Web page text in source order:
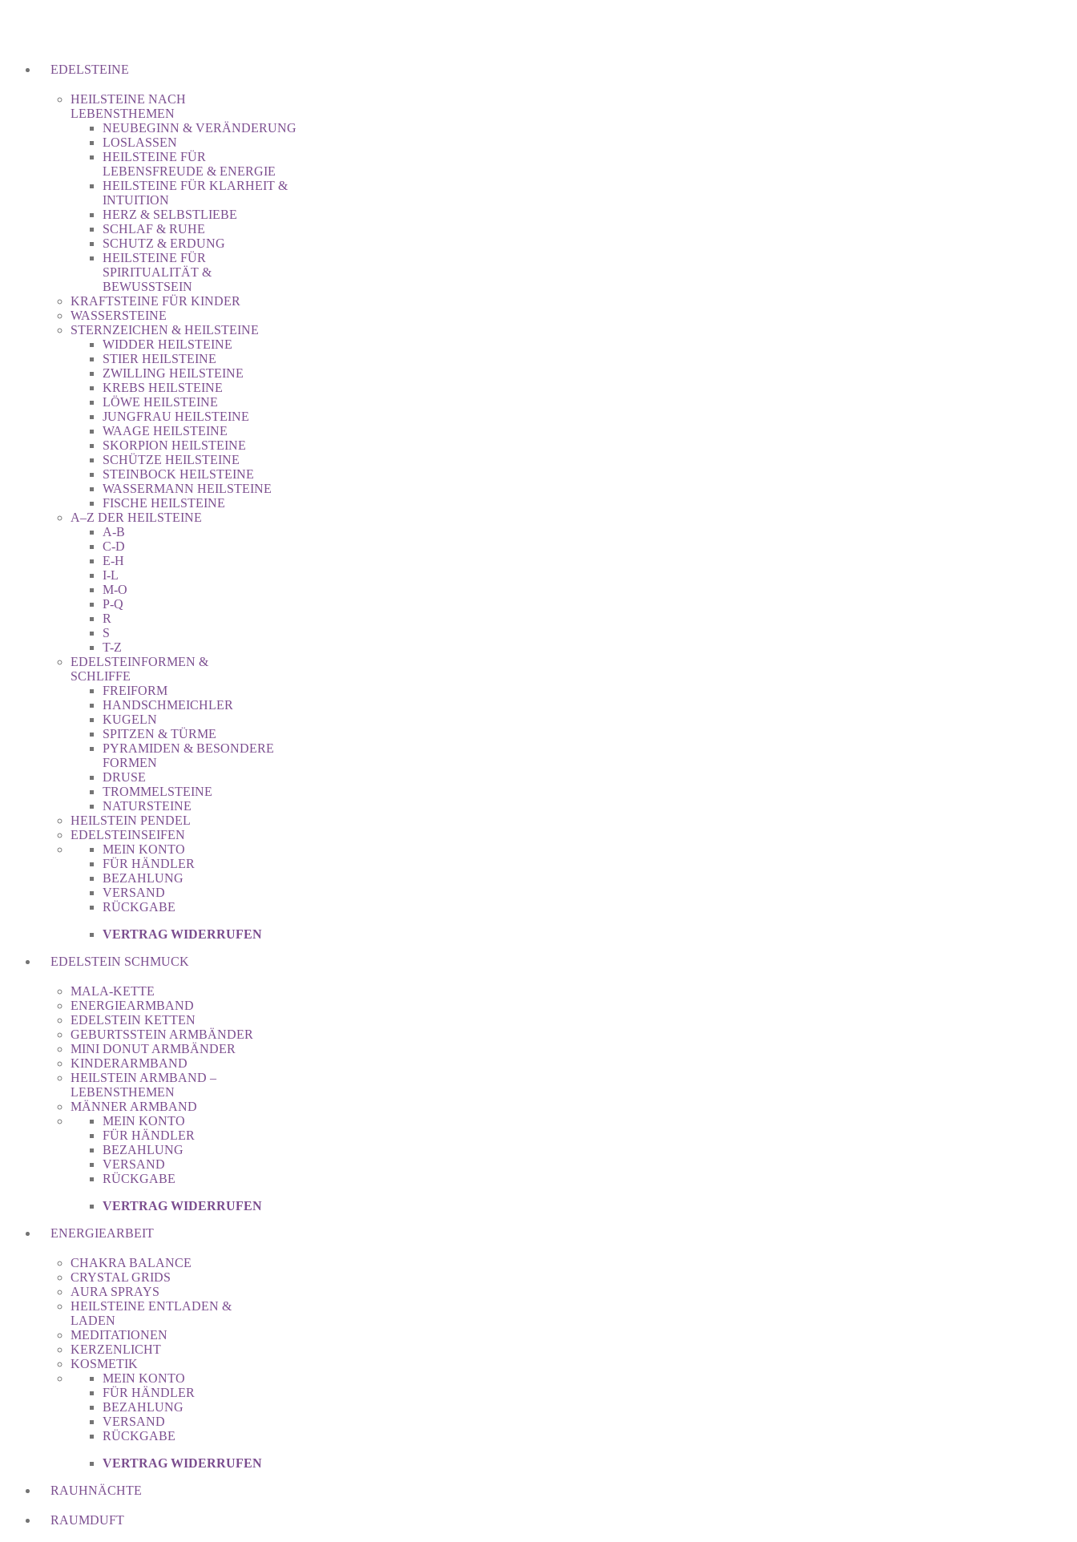
EDELSTEINE
HEILSTEINE NACH
LEBENSTHEMEN
NEUBEGINN & VERÄNDERUNG
LOSLASSEN
HEILSTEINE FÜR
LEBENSFREUDE & ENERGIE
HEILSTEINE FÜR KLARHEIT &
INTUITION
HERZ & SELBSTLIEBE
SCHLAF & RUHE
SCHUTZ & ERDUNG
HEILSTEINE FÜR
SPIRITUALITÄT &
BEWUSSTSEIN
KRAFTSTEINE FÜR KINDER
WASSERSTEINE
STERNZEICHEN & HEILSTEINE
WIDDER HEILSTEINE
STIER HEILSTEINE
ZWILLING HEILSTEINE
KREBS HEILSTEINE
LÖWE HEILSTEINE
JUNGFRAU HEILSTEINE
WAAGE HEILSTEINE
SKORPION HEILSTEINE
SCHÜTZE HEILSTEINE
STEINBOCK HEILSTEINE
WASSERMANN HEILSTEINE
FISCHE HEILSTEINE
A–Z DER HEILSTEINE
A-B
C-D
E-H
I-L
M-O
P-Q
R
S
T-Z
EDELSTEINFORMEN &
SCHLIFFE
FREIFORM
HANDSCHMEICHLER
KUGELN
SPITZEN & TÜRME
PYRAMIDEN & BESONDERE
FORMEN
DRUSE
TROMMELSTEINE
NATURSTEINE
HEILSTEIN PENDEL
EDELSTEINSEIFEN
MEIN KONTO
FÜR HÄNDLER
BEZAHLUNG
VERSAND
RÜCKGABE
VERTRAG WIDERRUFEN
EDELSTEIN SCHMUCK
MALA-KETTE
ENERGIEARMBAND
EDELSTEIN KETTEN
GEBURTSSTEIN ARMBÄNDER
MINI DONUT ARMBÄNDER
KINDERARMBAND
HEILSTEIN ARMBAND –
LEBENSTHEMEN
MÄNNER ARMBAND
MEIN KONTO
FÜR HÄNDLER
BEZAHLUNG
VERSAND
RÜCKGABE
VERTRAG WIDERRUFEN
ENERGIEARBEIT
CHAKRA BALANCE
CRYSTAL GRIDS
AURA SPRAYS
HEILSTEINE ENTLADEN &
LADEN
MEDITATIONEN
KERZENLICHT
KOSMETIK
MEIN KONTO
FÜR HÄNDLER
BEZAHLUNG
VERSAND
RÜCKGABE
VERTRAG WIDERRUFEN
RAUHNÄCHTE
RAUMDUFT